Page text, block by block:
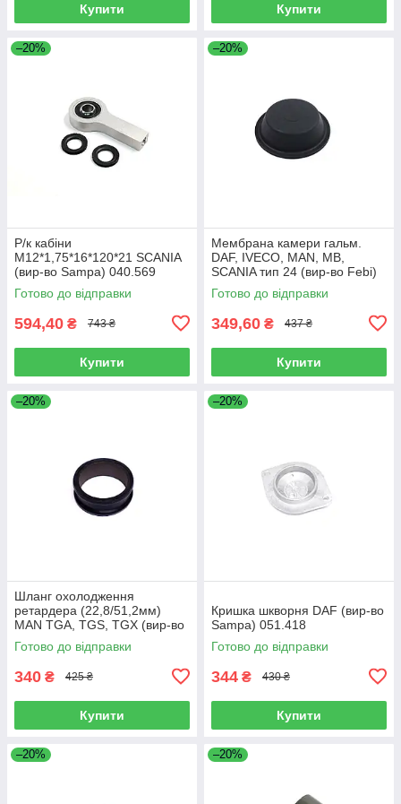
Купити Купити
–20%
Р/к кабіни
M12*1,75*16*120*21 SCANIA
(вир-во Sampa) 040.569
Готово до відправки
594,40 ₴ 743 ₴
Купити
–20%
Мембрана камери гальм.
DAF, IVECO, MAN, MB,
SCANIA тип 24 (вир-во Febi)
07103
Готово до відправки
349,60 ₴ 437 ₴
Купити
–20%
Шланг охолодження
ретардера (22,8/51,2мм)
MAN TGA, TGS, TGX (вир-во
Sampa) 023.258
Готово до відправки
340 ₴ 425 ₴
Купити
–20%
Кришка шкворня DAF (вир-во
Sampa) 051.418
Готово до відправки
344 ₴ 430 ₴
Купити
–20% –20%